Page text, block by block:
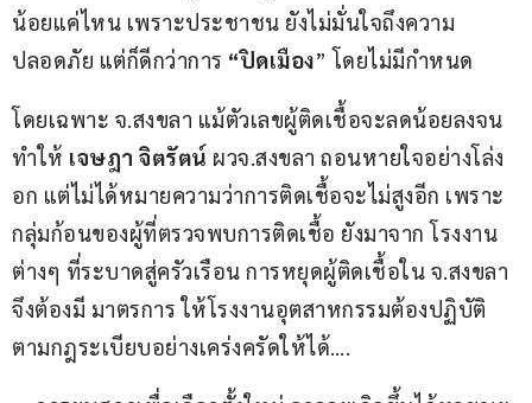
น้อยแค่ไหน เพราะประชาชน ยังไม่มั่นใจถึงความ
ปลอดภัย แต่ก็ดีกว่าการ “ปิดเมือง” โดยไม่มีกำหนด
โดยเฉพาะ จ.สงขลา แม้ตัวเลขผู้ติดเชื้อจะลดน้อยลงจน
ทำให้ เจษฎา จิตรัตน์ ผวจ.สงขลา ถอนหายใจอย่างโล่ง
อก แต่ไม่ได้หมายความว่าการติดเชื้อจะไม่สูงอีก เพราะ
กลุ่มก้อนของผู้ที่ตรวจพบการติดเชื้อ ยังมาจาก โรงงาน
ต่างๆ ที่ระบาดสู่ครัวเรือน การหยุดผู้ติดเชื้อใน จ.สงขลา
จึงต้องมี มาตรการ ให้โรงงานอุตสาหกรรมต้องปฏิบัติ
ตามกฎระเบียบอย่างเคร่งครัดให้ได้….